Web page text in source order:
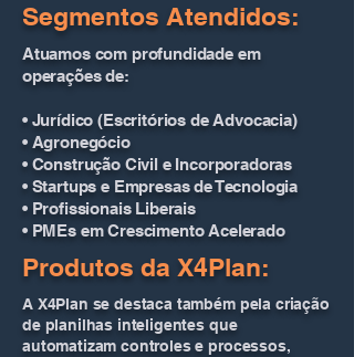
Segmentos Atendidos:
Atuamos com profundidade em
operações de:
• Jurídico (Escritórios de Advocacia)
• Agronegócio
• Construção Civil e Incorporadoras
• Startups e Empresas de Tecnologia
• Profissionais Liberais
• PMEs em Crescimento Acelerado
Produtos da X4Plan:
A X4Plan se destaca também pela criação
de planilhas inteligentes que
automatizam controles e processos,